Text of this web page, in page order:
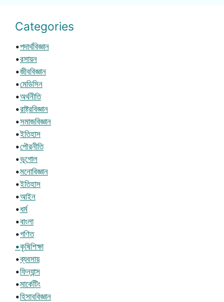
Categories
•পদার্থবিজ্ঞান
•রসায়ন
•জীববিজ্ঞান
•মেডিসিন
•অর্থনীতি
•রাষ্ট্রবিজ্ঞান
•সমাজবিজ্ঞান
•ইতিহাস
•পৌরনীতি
•ভূগোল
•মনোবিজ্ঞান
•ইতিহাস
•আইন
•ধর্ম
•বাংলা
•গণিত
•কৃষিশিক্ষা
•ব্যবসায়
•ফিন্যান্স
•মার্কেটিং
•হিসাববিজ্ঞান